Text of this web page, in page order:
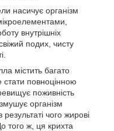
насичує організм
внутрішніх
подих, чисту
містить багато
стати повноцінною
поживність
організм
чого жирові
того ж, ця крихта